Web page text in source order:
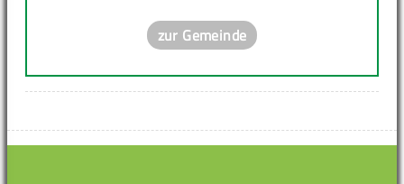
zur Gemeinde